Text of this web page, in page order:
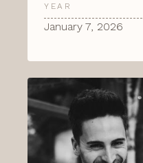
YEAR
January 7, 2026